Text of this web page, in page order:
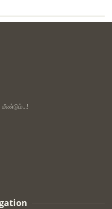
மீண்டும்...!